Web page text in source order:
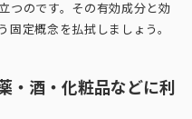
つのです。その有効成分と効
定概念を払拭しましょう。
・酒・化粧品などに利